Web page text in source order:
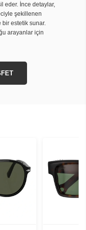
eder. İnce detaylar,
şekillenen
bir estetik sunar.
arayanlar için